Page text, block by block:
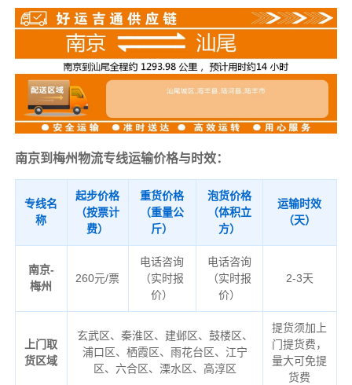
南京到梅州物流专线运输价格与时效：
专线名
称
起步价格
（按票计
费）
重货价格
（重量公
斤）
泡货价格
（体积立
方）
运输时效
（天）
南京-
梅州
260元/票
电话咨询
（实时报
价）
电话咨询
（实时报
价）
2-3天
上门取
货区域
玄武区、秦淮区、建邺区、鼓楼区、
浦口区、栖霞区、雨花台区、江宁
区、六合区、溧水区、高淳区
提货须加上
门提货费，
量大可免提
货费